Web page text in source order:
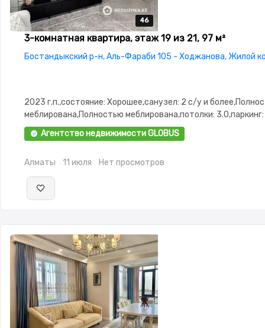
46
46
46
46
46
3-комнатная квартира, этаж 19 из 21, 97 м²
Бостандыкский р-н, Аль-Фараби 105 - Ходжанова, Жилой
2023 г.п.,состояние: Хорошее,санузел: 2 с/у и
меблирована,Полностью меблирована,потолки: 3.0,паркинг:
изолированы,Кухня-студия,Встроенная кухня,Новая
Агентство недвижимости GLOBUS
Алматы 11 июля Нет просмотров